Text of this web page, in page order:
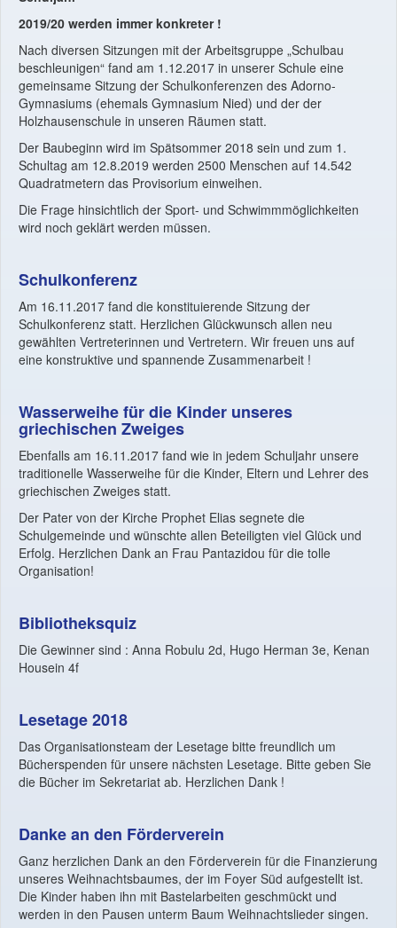
2019/20 werden immer konkreter !
Nach diversen Sitzungen mit der Arbeitsgruppe „Schulbau
beschleunigen“ fand am 1.12.2017 in unserer Schule eine
gemeinsame Sitzung der Schulkonferenzen des Adorno-
Gymnasiums (ehemals Gymnasium Nied) und der der
Holzhausenschule in unseren Räumen statt.
Der Baubeginn wird im Spätsommer 2018 sein und zum 1.
Schultag am 12.8.2019 werden 2500 Menschen auf 14.542
Quadratmetern das Provisorium einweihen.
Die Frage hinsichtlich der Sport- und Schwimmmöglichkeiten
wird noch geklärt werden müssen.
Schulkonferenz
Am 16.11.2017 fand die konstituierende Sitzung der
Schulkonferenz statt. Herzlichen Glückwunsch allen neu
gewählten Vertreterinnen und Vertretern. Wir freuen uns auf
eine konstruktive und spannende Zusammenarbeit !
Wasserweihe für die Kinder unseres
griechischen Zweiges
Ebenfalls am 16.11.2017 fand wie in jedem Schuljahr unsere
traditionelle Wasserweihe für die Kinder, Eltern und Lehrer des
griechischen Zweiges statt.
Der Pater von der Kirche Prophet Elias segnete die
Schulgemeinde und wünschte allen Beteiligten viel Glück und
Erfolg. Herzlichen Dank an Frau Pantazidou für die tolle
Organisation!
Bibliotheksquiz
Die Gewinner sind : Anna Robulu 2d, Hugo Herman 3e, Kenan
Housein 4f
Lesetage 2018
Das Organisationsteam der Lesetage bitte freundlich um
Bücherspenden für unsere nächsten Lesetage. Bitte geben Sie
die Bücher im Sekretariat ab. Herzlichen Dank !
Danke an den Förderverein
Ganz herzlichen Dank an den Förderverein für die Finanzierung
unseres Weihnachtsbaumes, der im Foyer Süd aufgestellt ist.
Die Kinder haben ihn mit Bastelarbeiten geschmückt und
werden in den Pausen unterm Baum Weihnachtslieder singen.